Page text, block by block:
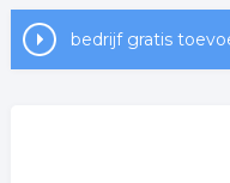
bedrijf gratis